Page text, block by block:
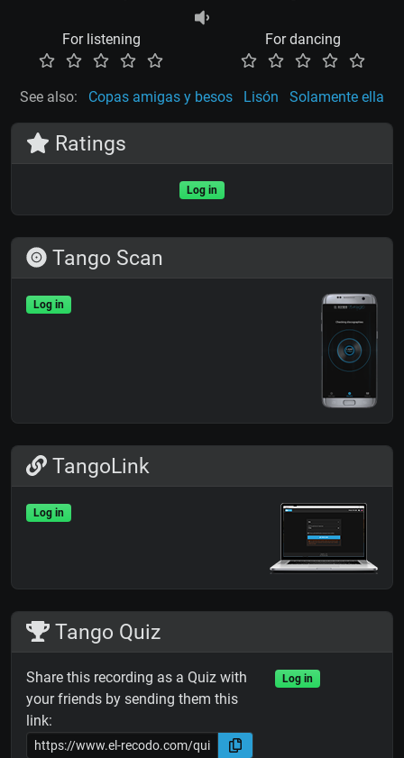
For listening For dancing
See also: Copas amigas y besos Lisón Solamente ella
Ratings
Log in
Tango Scan
Log in
TangoLink
Log in
Tango Quiz
Share this recording as a Quiz with
your friends by sending them this
link:
Log in